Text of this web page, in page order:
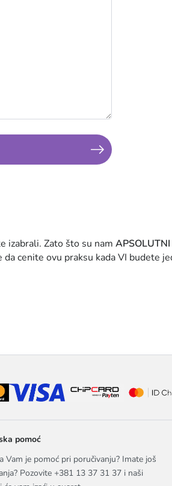
izabrali. Zato što su nam
cenite ovu praksu kada VI budete
pomoć
Vam je pomoć pri poručivanju? Imate još
Pozovite +381 13 37 31 37 i naši